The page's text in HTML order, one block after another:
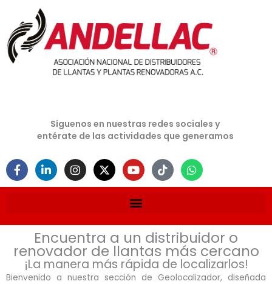
contenido
Síguenos en nuestras redes sociales y
entérate de las actividades que generamos
F
a
c
o
-
L
i
n
i
n
-
i
n
I
n
s
r
a
m
X
-
t
t
e
r
Y
o
u
t
u
e
T
i
k
W
h
a
p
p
Encuentra a un distribuidor o
renovador de llantas más cercano
¡La manera más rápida de localizarlos!
Bienvenido a nuestra sección de Geolocalizador, diseñada